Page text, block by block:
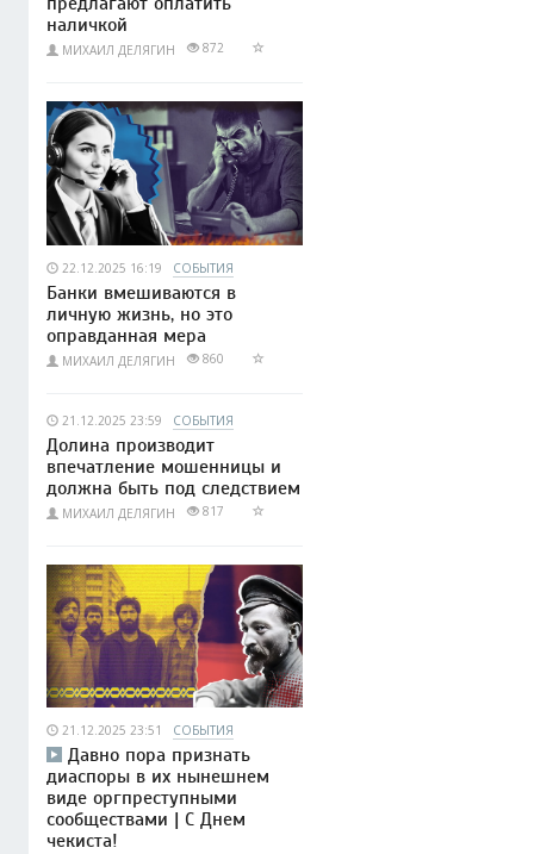
наличкой
МИХАИЛ ДЕЛЯГИН 872
22.12.2025 16:19 СОБЫТИЯ
Банки вмешиваются в
личную жизнь, но это
оправданная мера
МИХАИЛ ДЕЛЯГИН 860
21.12.2025 23:59 СОБЫТИЯ
Долина производит
впечатление мошенницы и
должна быть под следствием
МИХАИЛ ДЕЛЯГИН 817
21.12.2025 23:51 СОБЫТИЯ
Давно пора признать
диаспоры в их нынешнем
виде оргпреступными
сообществами | С Днем
чекиста!